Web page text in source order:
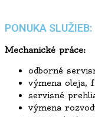
PONUKA SLUŽIEB:
Mechanické práce:
odborné
výmena oleja,
servisné
výmena